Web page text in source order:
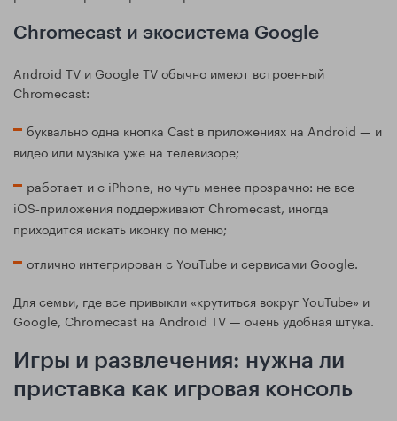
Chromecast и экосистема Google
Android TV и Google TV обычно имеют встроенный
Chromecast:
буквально одна кнопка Cast в приложениях на Android — и
видео или музыка уже на телевизоре;
работает и с iPhone, но чуть менее прозрачно: не все
iOS‑приложения поддерживают Chromecast, иногда
приходится искать иконку по меню;
отлично интегрирован с YouTube и сервисами Google.
Для семьи, где все привыкли «крутиться вокруг YouTube» и
Google, Chromecast на Android TV — очень удобная штука.
Игры и развлечения: нужна ли
приставка как игровая консоль